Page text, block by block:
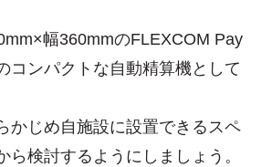
幅360mmのFLEXCOM Pay
コンパクトな自動精算機として
かじめ自施設に設置できるスペ
ら検討するようにしましょう。